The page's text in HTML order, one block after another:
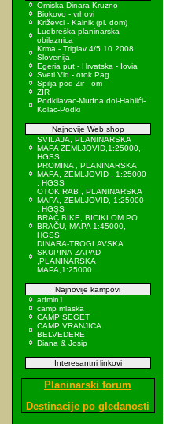
Omiska Dinara Kruzno
Biokovo - vrhovi
Križevci - Kalnik (pl. dom)
Ludbreška planinarska
obilaznica
Krma - Triglav 4/5.10.2008
Slovenija
Egeria put - Hrvatska - Iovia
Sveti Vid - otok Pag
Spilja pod Zir - om
ZIR
Podkilavac-Mudna dol-Hahlići-
Kolac-Podki
Najnovije Web shop
SVILAJA, PLANINARSKA
MAPA ZEMLJOVID,1:25000,
HGSS
PROMINA , PLANINARSKA
MAPA, ZEMLJOVID , 1:25000
, HGSS
OTOK RAB , PLANINARSKA
MAPA, ZEMLJOVID, 1:25000
, HGSS
BRAČ BIKE, BICIKLOM PO
BRAČU, MAPA 1:45000,
HGSS
DINARA-TROGLAVSKA
SKUPINA-ZAPAD
,PLANINARSKA
MAPA,1:25000
Najnovije kampovi
admin1
camp mlaska
CAMP SEGET
CAMP VRANJICA
BELVEDERE
Diana & Josip
Interesantni linkovi
Planinarski forum
Destinacije po gledanosti